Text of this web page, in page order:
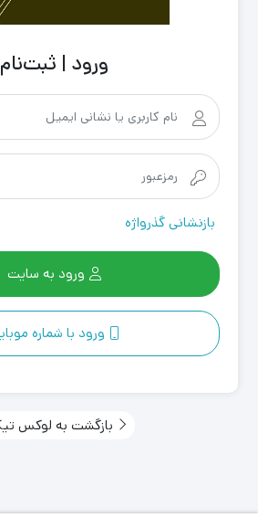
ورود | ثبت‌نام
بازنشانی گذرواژه
ورود به سایت
ورود با شماره
بازگشت به لوکس